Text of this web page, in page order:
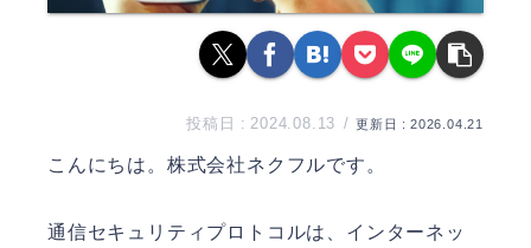
2024.08.13 2026.04.21
こんにちは。 株式会社ネクフルです。
通信セキュリティプロトコルは、インターネッ